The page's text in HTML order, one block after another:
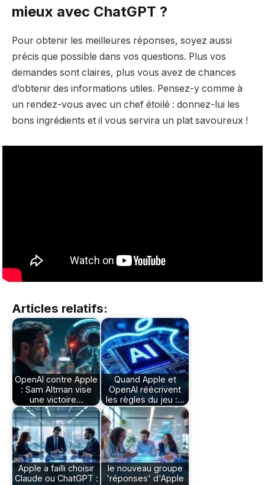
mieux avec ChatGPT ?
Pour obtenir les meilleures réponses, soyez aussi
précis que possible dans vos questions. Plus vos
demandes sont claires, plus vous avez de chances
d’obtenir des informations utiles. Pensez-y comme à
un rendez-vous avec un chef étoilé : donnez-lui les
bons ingrédients et il vous servira un plat savoureux !
Articles relatifs:
OpenAI contre Apple
: Sam Altman vise
une victoire…
Quand Apple et
OpenAI réécrivent
les règles du jeu :…
Apple a failli choisir
Claude ou ChatGPT :
le nouveau groupe
'réponses' d'Apple